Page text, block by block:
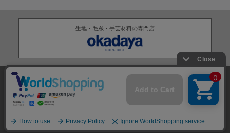
生地・毛糸・手芸材料の専門店
株式会社オカダヤ
特定商取引法に基づく表記 プライバシーポリシー サイトマップ
2012-2026OKADAYA CO.,LTD.